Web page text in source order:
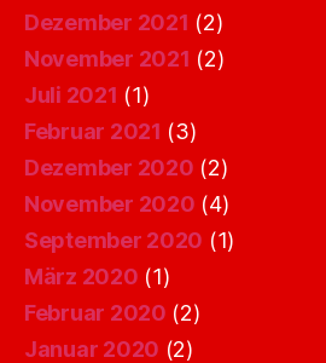
Dezember 2021 (2)
November 2021 (2)
Juli 2021 (1)
Februar 2021 (3)
Dezember 2020 (2)
November 2020 (4)
September 2020 (1)
März 2020 (1)
Februar 2020 (2)
Januar 2020 (2)